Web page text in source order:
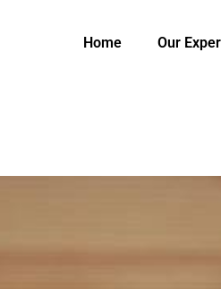
Home Our